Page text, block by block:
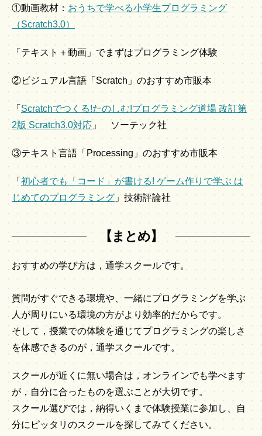
①動画教材： おうちで学べる小学生プログラミング
（Scratch3.0）
「テキスト＋動画」でまずはプログラミング体験
②ビジュアル言語「Scratch」のおすすめ市販本
「 Scratchでつくる!たのしむ!プログラミング道場 改訂第
2版 Scratch3.0対応 」 ソーテック社
③テキスト言語「Processing」のおすすめ市販本
「 初心者でも「コード」が書ける! ゲーム作りで学ぶ は
じめてのプログラミング 」技術評論社
【まとめ】
おすすめの学び方は，通学スクールです。
質問がすぐできる環境や、一緒にプログラミングを学ぶ
人が周りにいる環境の方がより効率的だからです。
そして，授業での体験を通じてプログラミングの楽しさ
を体感できるのが，通学スクールです。
スクールが近くに無い場合は，オンラインでも学べます
が，自分に合ったものを選ぶことが大切です。
スクール選びでは，納得いくまで体験授業に参加し、自
分にピッタリのスクールを探してみてください。